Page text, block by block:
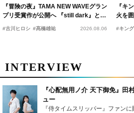
『冒険の夜』TAMA NEW WAVEグラン
プリ受賞作が公開へ 『still dark』と同
#古川ヒロシ #髙橋雄祐 2026.08.06
『キ
火を
#キン
INTERVIEW
『心配無用ノ介 天下御免』田
ュー